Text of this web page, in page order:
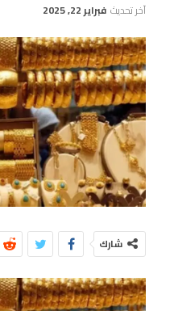
آخر تحديث فبراير 22, 2025
شارك